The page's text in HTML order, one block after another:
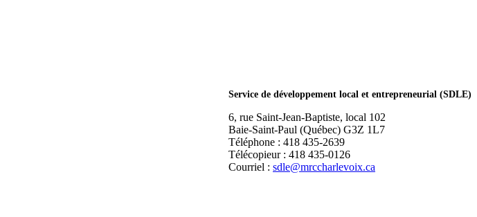
Service de développement local et entrepreneurial (SDLE)
6, rue Saint-Jean-Baptiste, local 102
Baie-Saint-Paul (Québec) G3Z 1L7
Téléphone : 418 435-2639
Télécopieur : 418 435-0126
Courriel : sdle@mrccharlevoix.ca